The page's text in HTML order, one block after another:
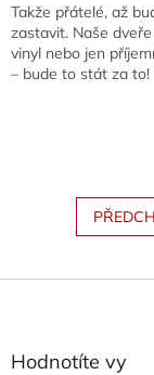
Takže přátelé, až
zastavit. Naše
vinyl nebo jen
– bude to stát za to!
Z
Hodnotíte vy